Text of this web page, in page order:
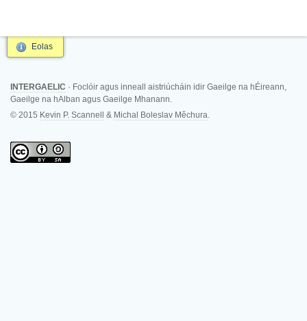
Eolas
INTERGAELIC · Foclóir agus inneall aistriúcháin idir Gaeilge na hÉireann,
Gaeilge na hAlban agus Gaeilge Mhanann.
© 2015 Kevin P. Scannell & Michal Boleslav Měchura.